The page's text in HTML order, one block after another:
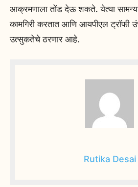
आक्रमणाला तोंड देऊ शकते. येत्या
कामगिरी करतात आणि आयपीएल ट्रॉफी
उत्सुकतेचे ठरणार आहे.
Rutika Desai